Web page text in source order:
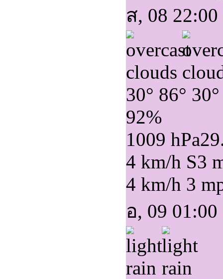
ส, 08 22:00
30° 86° 30°
92%
1009 hPa
4 km/h S3
4 km/h 3
อ, 09 01:00